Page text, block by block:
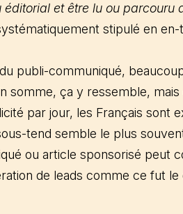
et être lu ou parcouru
stipulé en en-
publi-communiqué,
somme, ça y ressemble,
par jour, les Français sont
tend semble le plus
ou article sponsorisé peut
de leads comme ce fut le